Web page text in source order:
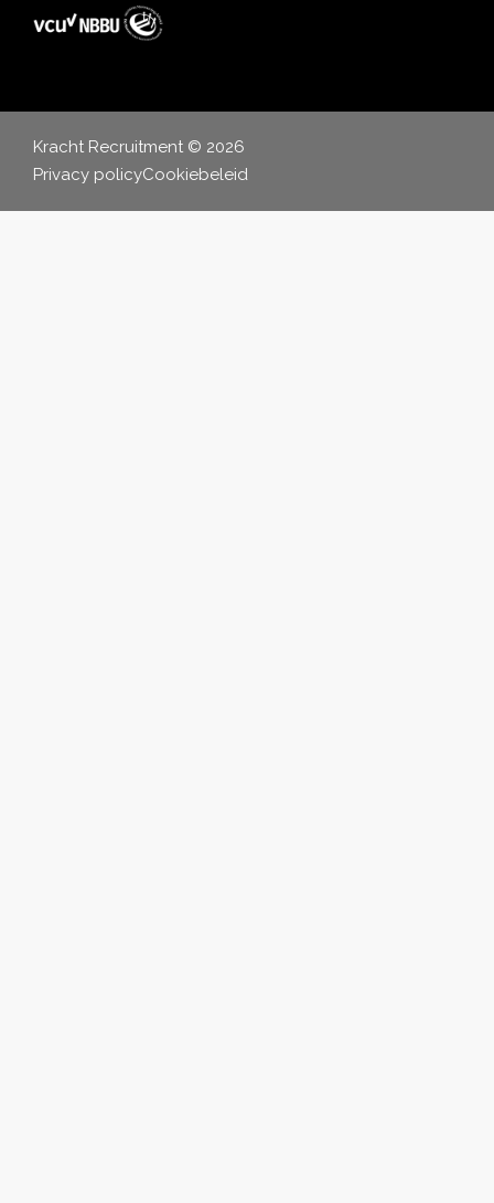
Kracht Recruitment © 2026
Privacy policyCookiebeleid